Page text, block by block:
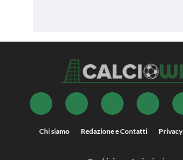
Chi siamo Redazione e Contatti Privacy